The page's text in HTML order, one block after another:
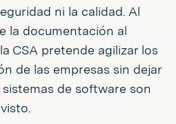
ni la calidad. Al
la documentación al
CSA pretende agilizar los
de las empresas sin dejar
de software son